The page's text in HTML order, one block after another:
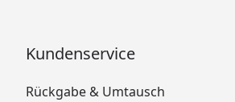
Kundenservice
Rückgabe & Umtausch